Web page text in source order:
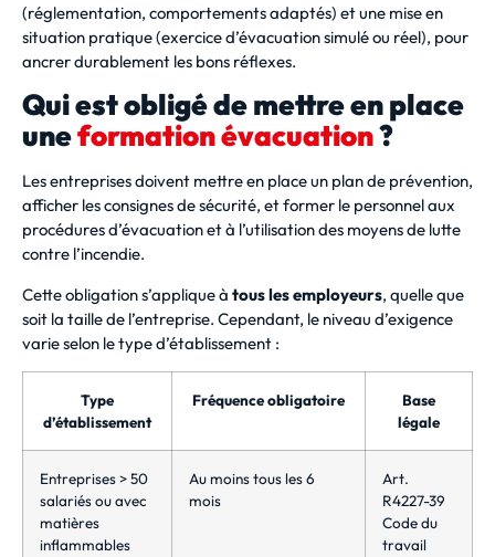
(réglementation, comportements adaptés) et une mise en
situation pratique (exercice d’évacuation simulé ou réel), pour
ancrer durablement les bons réflexes.
Qui est obligé de mettre en place
uneformation évacuation?
Les entreprises doivent mettre en place un plan de prévention,
afficher les consignes de sécurité, et former le personnel aux
procédures d’évacuation et à l’utilisation des moyens de lutte
contre l’incendie.
Cette obligation s’applique à tous les employeurs, quelle que
soit la taille de l’entreprise. Cependant, le niveau d’exigence
varie selon le type d’établissement :
Type
d’établissement
Fréquence obligatoire
Base
légale
Entreprises > 50
salariés ou avec
matières
inflammables
Au moins tous les 6
mois
Art.
R4227-39
Code du
travail